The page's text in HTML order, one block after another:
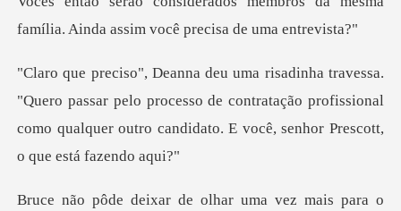
assar pelo processo de contratação profissional
como qualquer ou